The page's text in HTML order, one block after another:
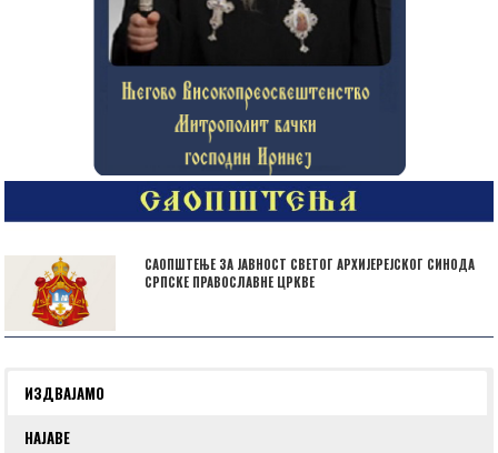
САОПШТЕЊЕ ЗА ЈАВНОСТ СВЕТОГ АРХИЈЕРЕЈСКОГ СИНОДА
СРПСКЕ ПРАВОСЛАВНЕ ЦРКВЕ
ИЗДВАЈАМО
НАЈАВЕ